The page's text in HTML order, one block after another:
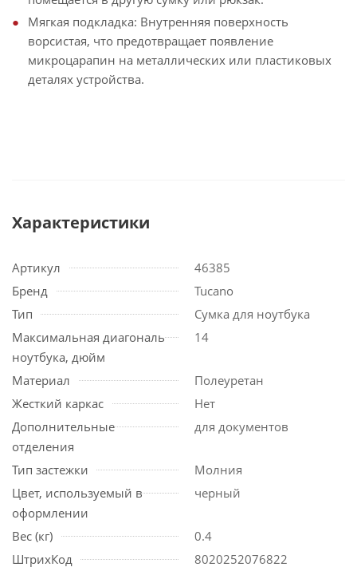
Мягкая подкладка: Внутренняя поверхность
ворсистая, что предотвращает появление
микроцарапин на металлических или пластиковых
деталях устройства.
Характеристики
Артикул
46385
Бренд
Tucano
Тип
Сумка для ноутбука
Максимальная диагональ
ноутбука, дюйм
14
Материал
Полеуретан
Жесткий каркас
Нет
Дополнительные
отделения
для документов
Тип застежки
Молния
Цвет, используемый в
оформлении
черный
Вес (кг)
0.4
ШтрихКод
8020252076822